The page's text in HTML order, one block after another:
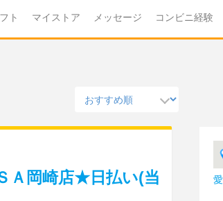
ト マイストア メッセージ コンビニ経験
Ａ岡崎店★日払い(当